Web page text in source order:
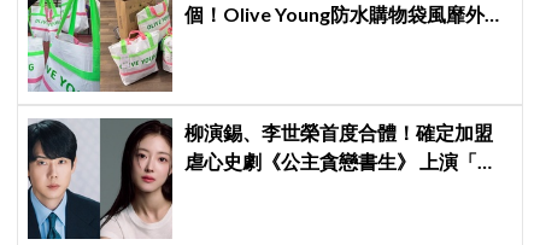
個！Olive Young防水購物袋風靡外國
柳演錫、李世榮首度合體！確定加盟
虐心史劇《公主貪戀書生》 上演「朝